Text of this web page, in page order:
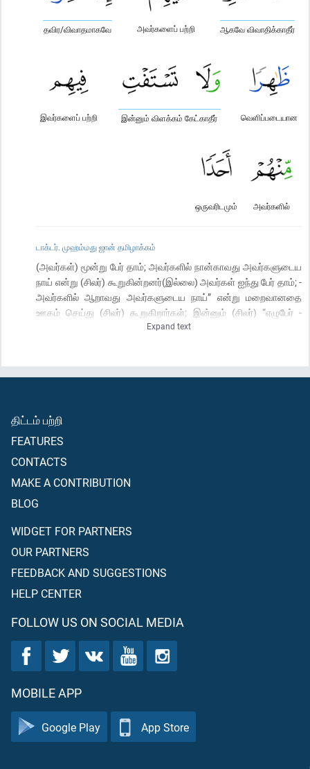
ஆகவே விவாதிக்காதீர்
அவர்களைப் பற்றி
தவிர/விவாதமாகவே
வெளிப்படையான
இன்னும் விளக்கம் கேட்காதீர்
இவர்களைப் பற்றி
அவர்களில்
ஒருவரிடமும்
டாக்டர். முஹம்மது ஜான் தமிழாக்கம்
(அவர்கள்) மூன்று பேர் தாம்; அவர்களில் நான்காவது அவர்களுடைய
நாய் என்று (சிலர்) கூறுகின்றனர்(இல்லை) அவர்கள் ஐந்து பேர் தாம்; -
அவர்களில் ஆறாவது அவர்களுடைய நாய்” என்று மறைவானதை
ஊகம் செய்து (சிலர்) கூறுகிறார்கள்; இன்னும் (சிலர்) “ஏழுபேர் -
அவர்களில் எட்டாவது அவர்களுடைய நாய்” என்று சொல்கிறார்கள் -
தீர்ப்புக் கேட்கவும் வேண்டாம்.
Expand text
திட்டம் பற்றி
FEATURES
CONTACTS
MAKE A CONTRIBUTION
BLOG
WIDGET FOR PARTNERS
OUR PARTNERS
FEEDBACK AND SUGGESTIONS
HELP CENTER
FOLLOW US ON SOCIAL MEDIA
MOBILE APP
Google Play App Store